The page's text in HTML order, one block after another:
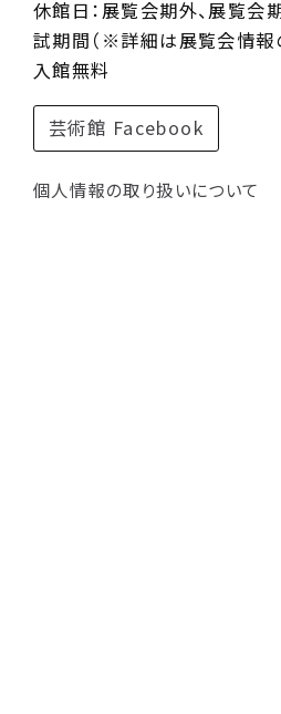
休館日：展覧会期外、展覧会
試期間（※詳細は展覧会情報
入館無料
芸術館 Facebook
個人情報の取り扱いについて